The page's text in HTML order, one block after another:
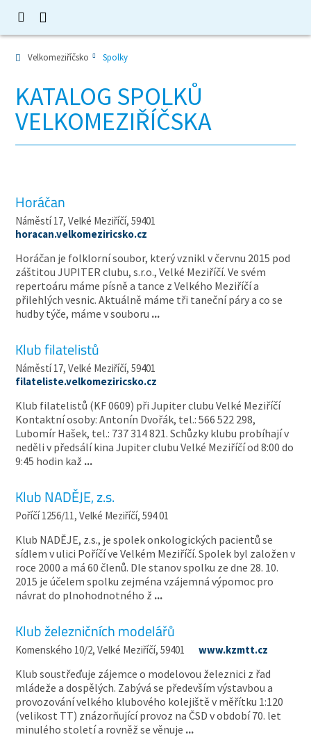
Velkomeziříčsko Spolky
KATALOG SPOLKŮ
VELKOMEZIŘÍČSKA
Horáčan
Náměstí 17, Velké Meziříčí, 59401
horacan.velkomeziricsko.cz
Horáčan je folklorní soubor, který vznikl v červnu 2015 pod
záštitou JUPITER clubu, s.r.o., Velké Meziříčí. Ve svém
repertoáru máme písně a tance z Velkého Meziříčí a
přilehlých vesnic. Aktuálně máme tři taneční páry a co se
hudby týče, máme v souboru ...
Klub filatelistů
Náměstí 17, Velké Meziříčí, 59401
filateliste.velkomeziricsko.cz
Klub filatelistů (KF 0609) při Jupiter clubu Velké Meziříčí
Kontaktní osoby: Antonín Dvořák, tel.: 566 522 298,
Lubomír Hašek, tel.: 737 314 821. Schůzky klubu probíhají v
neděli v předsálí kina Jupiter clubu Velké Meziříčí od 8:00 do
9:45 hodin kaž ...
Klub NADĚJE, z.s.
Poříčí 1256/11, Velké Meziříčí, 594 01
Klub NADĚJE, z.s., je spolek onkologických pacientů se
sídlem v ulici Poříčí ve Velkém Meziříčí. Spolek byl založen v
roce 2000 a má 60 členů. Dle stanov spolku ze dne 28. 10.
2015 je účelem spolku zejména vzájemná výpomoc pro
návrat do plnohodnotného ž ...
Klub železničních modelářů
Komenského 10/2, Velké Meziříčí, 59401 www.kzmtt.cz
Klub soustřeďuje zájemce o modelovou železnici z řad
mládeže a dospělých. Zabývá se především výstavbou a
provozování velkého klubového kolejiště v měřítku 1:120
(velikost TT) znázorňující provoz na ČSD v období 70. let
minulého století a rovněž se věnuje ...